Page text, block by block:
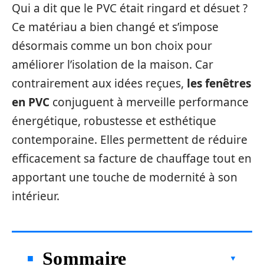
Qui a dit que le PVC était ringard et désuet ?
Ce matériau a bien changé et s’impose
désormais comme un bon choix pour
améliorer l’isolation de la maison. Car
contrairement aux idées reçues, les fenêtres
en PVC conjuguent à merveille performance
énergétique, robustesse et esthétique
contemporaine. Elles permettent de réduire
efficacement sa facture de chauffage tout en
apportant une touche de modernité à son
intérieur.
Sommaire